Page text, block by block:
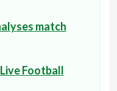
match
Football